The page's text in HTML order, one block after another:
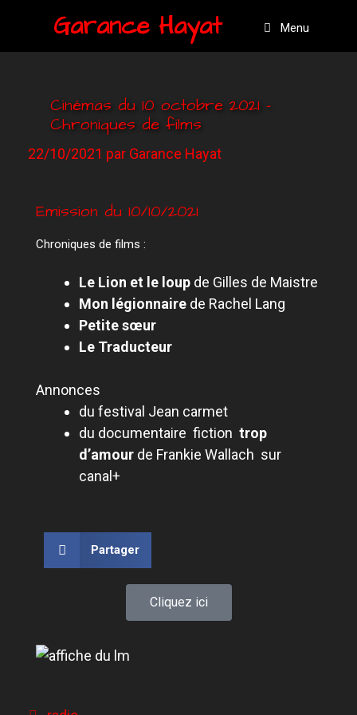
Garance Hayat Menu
Cinémas du 10 octobre 2021 –
Chroniques de films
22/10/2021 par Garance Hayat
Emission du 10/10/2021
Chroniques de films :
Le Lion et le loup de Gilles de Maistre
Mon légionnaire de Rachel Lang
Petite sœur
Le Traducteur
Annonces
du festival Jean carmet
du documentaire fiction trop
d’amour de Frankie Wallach sur
canal+
Partager
Cliquez ici